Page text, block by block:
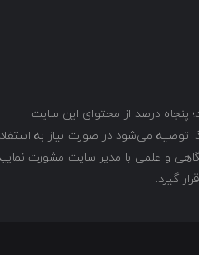
درصد از محتوای این سایت
توصیه می‌شود در صورت نیاز به
و علمی با مدیر سایت مشورت
گیرد.